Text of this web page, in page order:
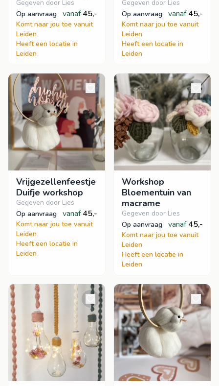
Gegeven door Lies
op aanvraag
vanaf 45,-
Komt naar jou toe vanuit
Leiden
Heeft een locatie in
Leiden
Gegeven door Lies
op aanvraag
vanaf 45,-
Komt naar jou toe vanuit
Leiden
Heeft een locatie in
Leiden
Vrijgezellenfeestje
Duifje workshop
Gegeven door Lies
op aanvraag
vanaf 45,-
Komt naar jou toe vanuit
Leiden
Heeft een locatie in
Leiden
Workshop
Bloementuin van
macrame
Gegeven door Lies
op aanvraag
vanaf 45,-
Komt naar jou toe vanuit
Leiden
Heeft een locatie in
Leiden